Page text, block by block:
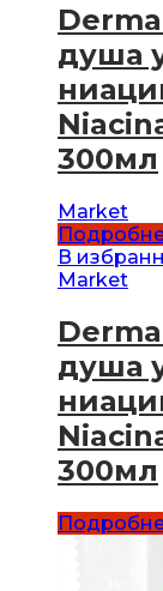
душа
300мл
Market
В
Market
душа
300мл